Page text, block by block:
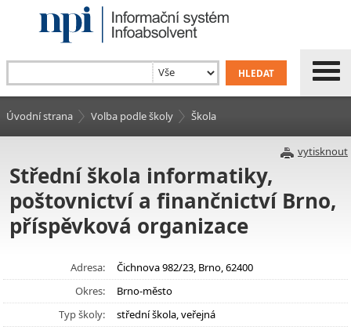
Úvodní strana Volba podle školy Škola
vytisknout
Střední škola informatiky,
poštovnictví a finančnictví Brno,
příspěvková organizace
Adresa:
Čichnova 982/23, Brno, 62400
Okres:
Brno-město
Typ školy:
střední škola, veřejná